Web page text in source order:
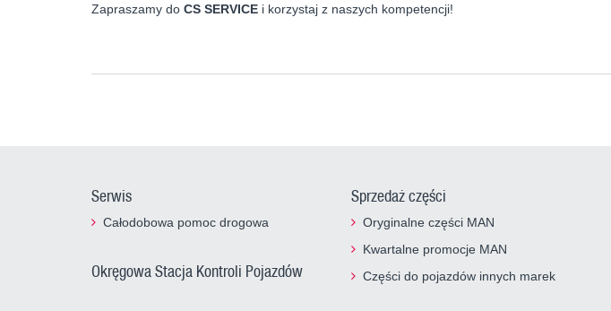
Zapraszamy do CS SERVICE i korzystaj z naszych kompetencji!
Serwis
Całodobowa pomoc drogowa
Okręgowa Stacja Kontroli Pojazdów
Sprzedaż części
Oryginalne części MAN
Kwartalne promocje MAN
Części do pojazdów innych marek